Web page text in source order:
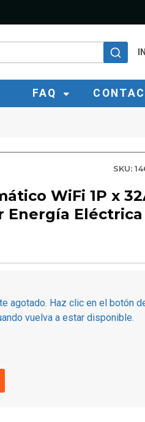
FAQ
SKU:
WiFi 1P x
Energía Eléctrica
agotado. Haz clic en el botón
vuelva a estar disponible.